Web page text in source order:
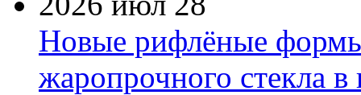
Новые рифлёные формы
жаропрочного стекла